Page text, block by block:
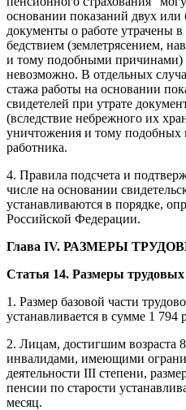
основании показаний двух или
документы о работе утрачены
бедствием (землетрясением,
и тому подобными причинами)
невозможно. В отдельных
стажа работы на основании
свидетелей при утрате
(вследствие небрежного их
уничтожения и тому подобных
работника.
4. Правила подсчета и
числе на основании
устанавливаются в порядке,
Российской Федерации.
Глава IV. РАЗМЕРЫ
Статья 14. Размеры трудовых
1. Размер базовой части
устанавливается в сумме 1 794
2. Лицам, достигшим возраста
инвалидами, имеющими
деятельности III степени,
пенсии по старости
месяц.